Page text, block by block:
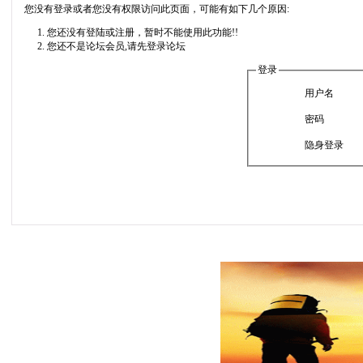
您没有登录或者您没有权限访问此页面，可能有如下几个原因:
您还没有登陆或注册，暂时不能使用此功能!!
您还不是论坛会员,请先登录论坛
登录
用户名
密码
隐身登录